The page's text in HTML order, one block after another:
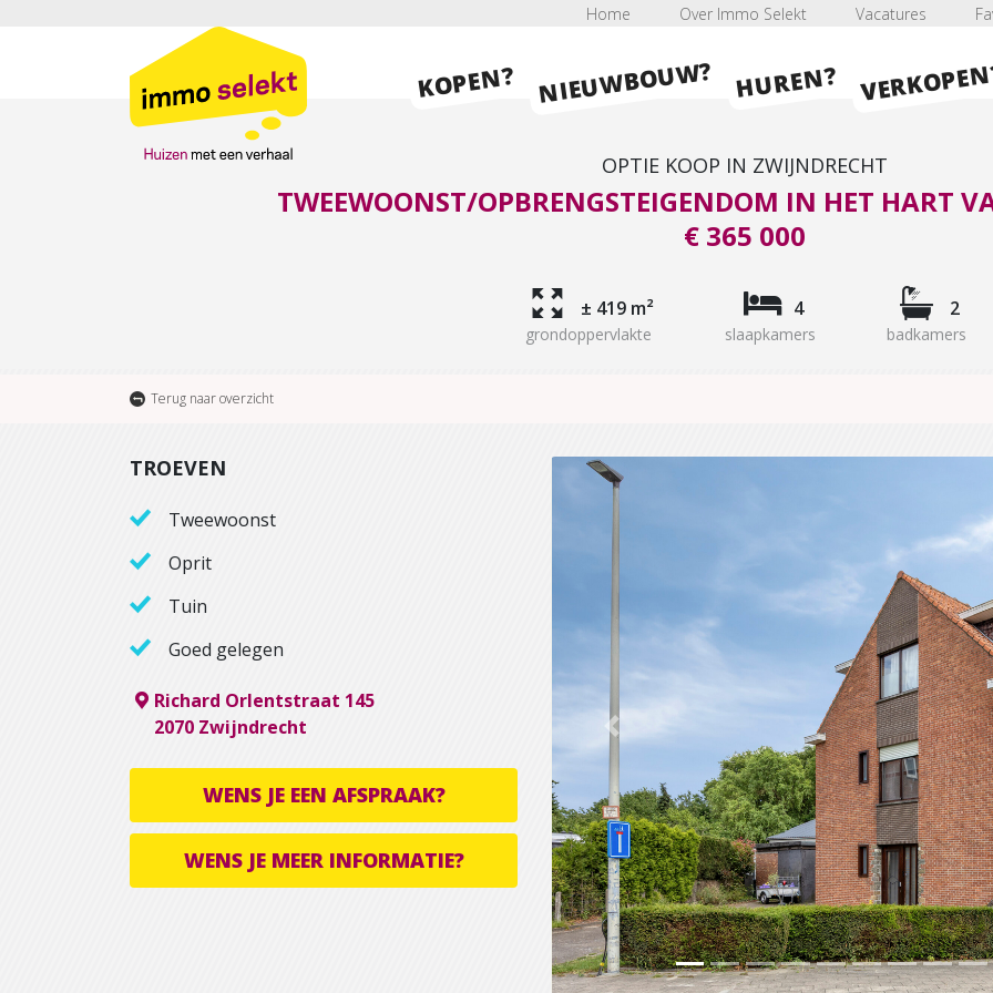
Home Over Immo Selekt Vacatures
KOPEN? NIEUWBOUW? HUREN?
OPTIE KOOP IN ZWIJNDRECHT
TWEEWOONST/OPBRENGSTEIGENDOM IN HET HART
€ 365 000
± 419 m²
grondoppervlakte
4
slaapkamers
2
badkamers
Terug naar overzicht
Previous
TROEVEN
Tweewoonst
Oprit
Tuin
Goed gelegen
Richard Orlentstraat 145
2070 Zwijndrecht
WENS JE EEN AFSPRAAK?
WENS JE MEER INFORMATIE?